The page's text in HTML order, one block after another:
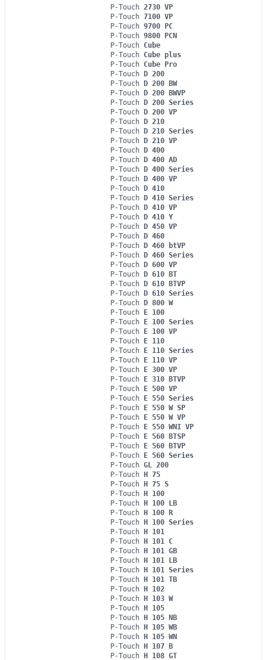
P-Touch 2730 VP
P-Touch 7100 VP
P-Touch 9700 PC
P-Touch 9800 PCN
P-Touch Cube
P-Touch Cube plus
P-Touch Cube Pro
P-Touch D 200
P-Touch D 200 BW
P-Touch D 200 BWVP
P-Touch D 200 Series
P-Touch D 200 VP
P-Touch D 210
P-Touch D 210 Series
P-Touch D 210 VP
P-Touch D 400
P-Touch D 400 AD
P-Touch D 400 Series
P-Touch D 400 VP
P-Touch D 410
P-Touch D 410 Series
P-Touch D 410 VP
P-Touch D 410 Y
P-Touch D 450 VP
P-Touch D 460
P-Touch D 460 btVP
P-Touch D 460 Series
P-Touch D 600 VP
P-Touch D 610 BT
P-Touch D 610 BTVP
P-Touch D 610 Series
P-Touch D 800 W
P-Touch E 100
P-Touch E 100 Series
P-Touch E 100 VP
P-Touch E 110
P-Touch E 110 Series
P-Touch E 110 VP
P-Touch E 300 VP
P-Touch E 310 BTVP
P-Touch E 500 VP
P-Touch E 550 Series
P-Touch E 550 W SP
P-Touch E 550 W VP
P-Touch E 550 WNI VP
P-Touch E 560 BTSP
P-Touch E 560 BTVP
P-Touch E 560 Series
P-Touch GL 200
P-Touch H 75
P-Touch H 75 S
P-Touch H 100
P-Touch H 100 LB
P-Touch H 100 R
P-Touch H 100 Series
P-Touch H 101
P-Touch H 101 C
P-Touch H 101 GB
P-Touch H 101 LB
P-Touch H 101 Series
P-Touch H 101 TB
P-Touch H 102
P-Touch H 103 W
P-Touch H 105
P-Touch H 105 NB
P-Touch H 105 WB
P-Touch H 105 WN
P-Touch H 107 B
P-Touch H 108 GT